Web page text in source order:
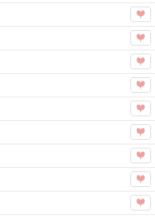
Like
を
Like
この
タグ
を
Like
この
タグ
を
Like
この
タグ
を
Like
この
タグ
を
Like
この
タグ
を
Like
この
タグ
を
Like
この
タグ
を
Like
この
タグ
を
この
タグ